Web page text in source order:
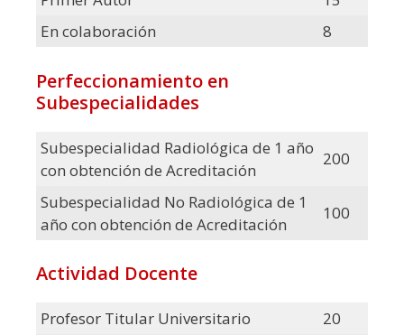
En colaboración
8
Perfeccionamiento en
Subespecialidades
Subespecialidad Radiológica de 1 año
con obtención de Acreditación
200
Subespecialidad No Radiológica de 1
año con obtención de Acreditación
100
Actividad Docente
Profesor Titular Universitario
20